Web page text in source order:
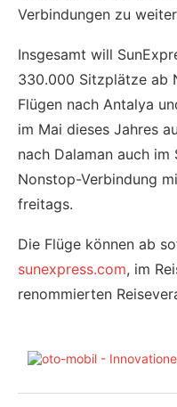
Verbindungen zu
Insgesamt will
330.000 Sitzplätze ab
Flügen nach Antalya
im Mai dieses Jahres
nach Dalaman auch
Nonstop-Verbindung
freitags.
Die Flüge können ab
sunexpress.com, im
renommierten